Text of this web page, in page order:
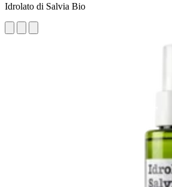
Idrolato di Salvia Bio